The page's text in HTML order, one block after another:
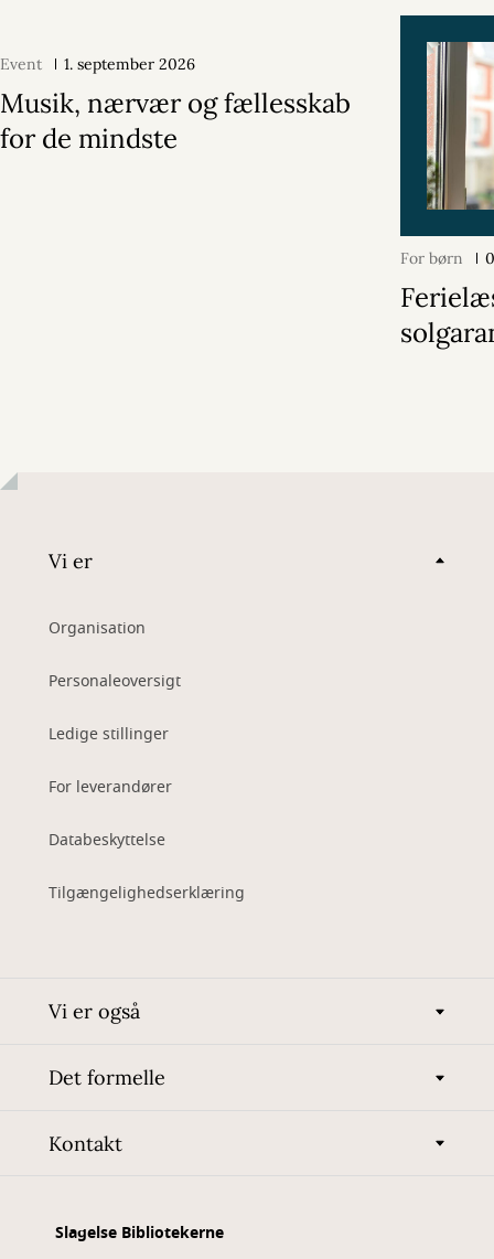
Event 1. september 2026
Musik, nærvær og fællesskab
for de mindste
For børn
Vi er
Organisation
Personaleoversigt
Ledige stillinger
For leverandører
Databeskyttelse
Tilgængelighedserklæring
Vi er også
Det formelle
Kontakt
Slagelse Bibliotekerne